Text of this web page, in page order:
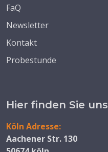
FaQ
Newsletter
Kontakt
Probestunde
Hier finden Sie uns
Köln Adresse:
Aachener Str. 130